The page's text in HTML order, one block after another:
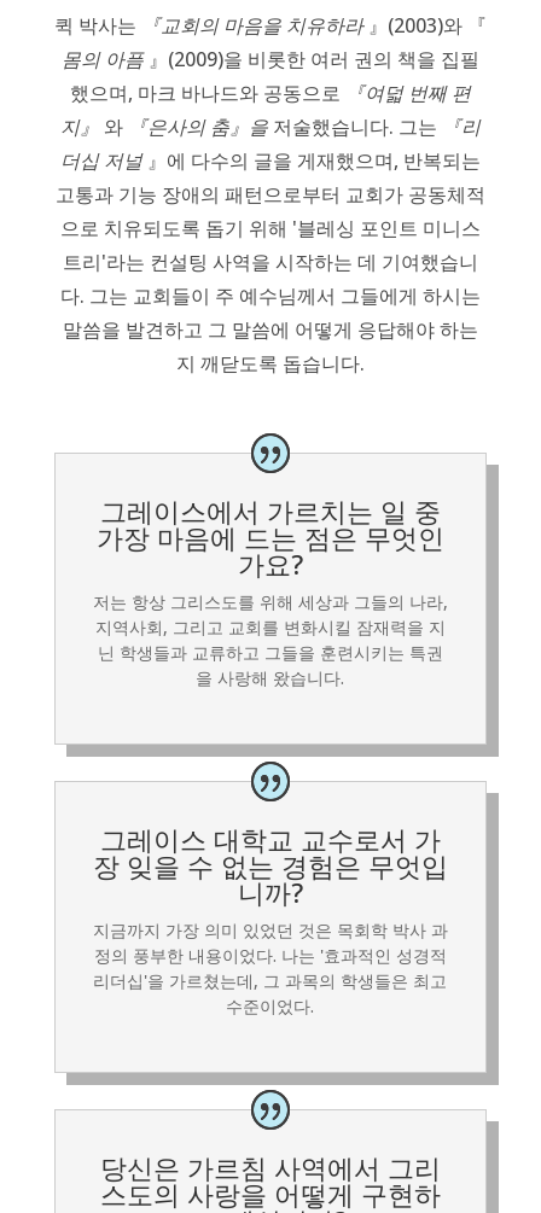
퀵 박사는 『교회의 마음을 치유하라』(2003)와 『
몸의 아픔』(2009)을 비롯한 여러 권의 책을 집필
했으며, 마크 바나드와 공동으로
『여덟 번째 편
지』 와 『은사의 춤』을저술했습니다. 그는
『리
더십 저널』에 다수의 글을 게재했으며, 반복되는
고통과 기능 장애의 패턴으로부터 교회가 공동체적
으로 치유되도록 돕기 위해 '블레싱 포인트 미니스
트리'라는 컨설팅 사역을 시작하는 데 기여했습니
다. 그는 교회들이 주 예수님께서 그들에게 하시는
말씀을 발견하고 그 말씀에 어떻게 응답해야 하는
지 깨닫도록 돕습니다.
그레이스에서 가르치는 일 중
가장 마음에 드는 점은 무엇인
가요?
저는 항상 그리스도를 위해 세상과 그들의 나라,
지역사회, 그리고 교회를 변화시킬 잠재력을 지
닌 학생들과 교류하고 그들을 훈련시키는 특권
을 사랑해 왔습니다.
그레이스 대학교 교수로서 가
장 잊을 수 없는 경험은 무엇입
니까?
지금까지 가장 의미 있었던 것은 목회학 박사 과
정의 풍부한 내용이었다. 나는 '효과적인 성경적
리더십'을 가르쳤는데, 그 과목의 학생들은 최고
수준이었다.
당신은 가르침 사역에서 그리
스도의 사랑을 어떻게 구현하